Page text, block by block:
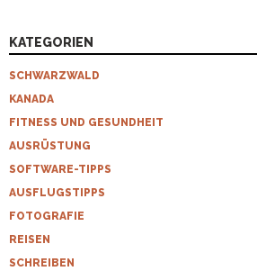
KATEGORIEN
SCHWARZWALD
KANADA
FITNESS UND GESUNDHEIT
AUSRÜSTUNG
SOFTWARE-TIPPS
AUSFLUGSTIPPS
FOTOGRAFIE
REISEN
SCHREIBEN